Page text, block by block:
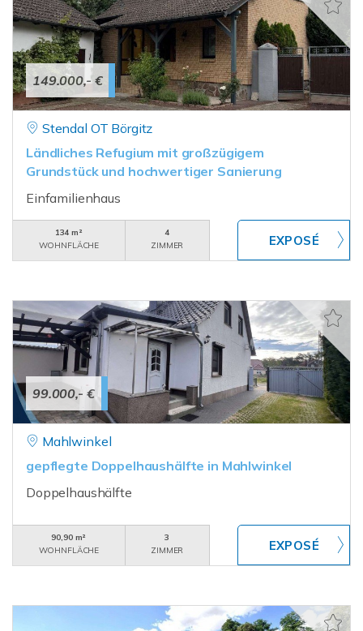
149.000,- €
Stendal OT Börgitz
Ländliches Refugium mit großzügigem
Grundstück und hochwertiger Sanierung
Einfamilienhaus
134 m²
WOHNFLÄCHE
4
ZIMMER
99.000,- €
Mahlwinkel
gepflegte Doppelhaushälfte in Mahlwinkel
Doppelhaushälfte
90,90 m²
WOHNFLÄCHE
3
ZIMMER